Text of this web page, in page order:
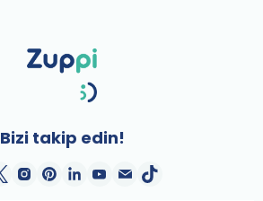
Bizi takip edin!